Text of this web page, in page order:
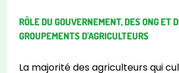
RÔLE DU GOUVERNEMENT, DES ONG ET
GROUPEMENTS D’AGRICULTEURS
La majorité des agriculteurs qui